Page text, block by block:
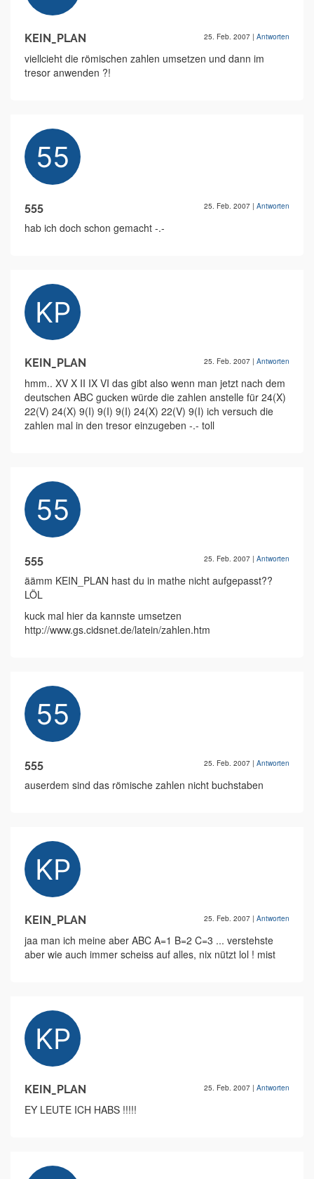
KEIN_PLAN 25. Feb. 2007 | Antworten
viellcieht die römischen zahlen umsetzen und dann im
tresor anwenden ?!
555 25. Feb. 2007 | Antworten
hab ich doch schon gemacht -.-
KEIN_PLAN 25. Feb. 2007 | Antworten
hmm.. XV X II IX VI das gibt also wenn man jetzt nach dem
deutschen ABC gucken würde die zahlen anstelle für 24(X)
22(V) 24(X) 9(I) 9(I) 9(I) 24(X) 22(V) 9(I) ich versuch die
zahlen mal in den tresor einzugeben -.- toll
555 25. Feb. 2007 | Antworten
äämm KEIN_PLAN hast du in mathe nicht aufgepasst??
LÖL
kuck mal hier da kannste umsetzen
http://www.gs.cidsnet.de/latein/zahlen.htm
555 25. Feb. 2007 | Antworten
auserdem sind das römische zahlen nicht buchstaben
KEIN_PLAN 25. Feb. 2007 | Antworten
jaa man ich meine aber ABC A=1 B=2 C=3 ... verstehste
aber wie auch immer scheiss auf alles, nix nützt lol ! mist
KEIN_PLAN 25. Feb. 2007 | Antworten
EY LEUTE ICH HABS !!!!!